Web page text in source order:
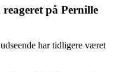
på Pernille
har tidligere været